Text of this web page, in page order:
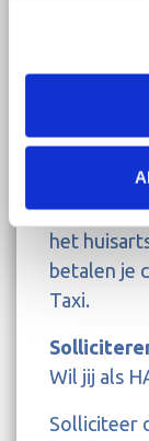
omgeving
een
en
middelen
het
betalen je
Taxi.
Wil jij als
Solliciteer